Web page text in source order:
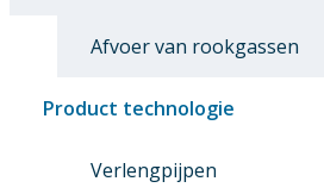
Afvoer van rookgassen
Product technologie
Verlengpijpen